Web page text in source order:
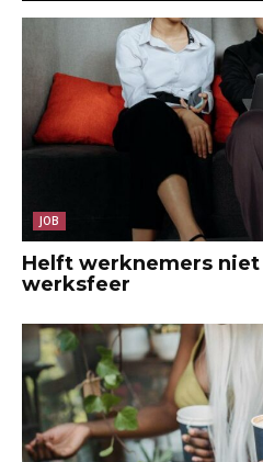
JOB
Helft werknemers
werksfeer